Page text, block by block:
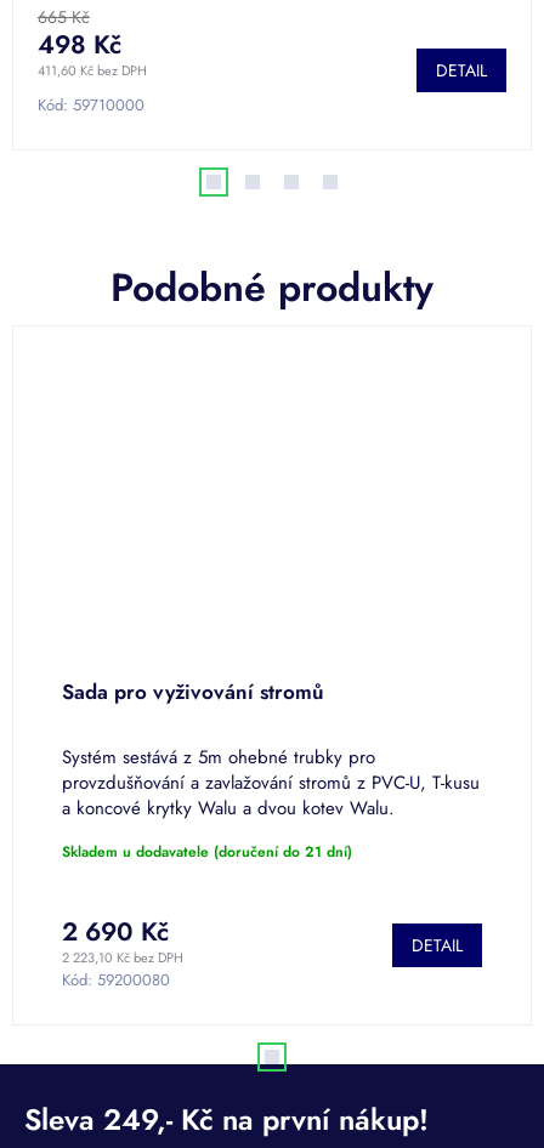
665 Kč
411,60 Kč bez DPH
498 Kč
DETAIL
Kód: 59710000
Podobné produkty
Sada pro vyživování stromů
Systém sestává z 5m ohebné trubky pro
provzdušňování a zavlažování stromů z PVC-U, T-kusu
a koncové krytky Walu a dvou kotev Walu.
Skladem u dodavatele (doručení do 21 dní)
2 223,10 Kč bez DPH
2 690 Kč DETAIL
Kód: 59200080